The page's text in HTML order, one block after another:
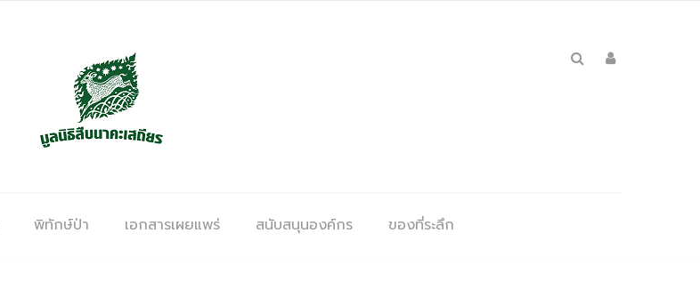
พิทักษ์ป่า เอกสารเผยแพร่ สนับสนุนองค์กร ของที่ระลึก